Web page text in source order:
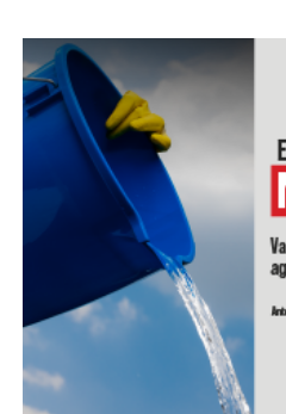
Latinoamérica este año, y una
2021. “Una crisis profunda
Debería sacudirnos”, aseguró
los resultados podrían haber
gobiernos de la región no
políticas monetarias para